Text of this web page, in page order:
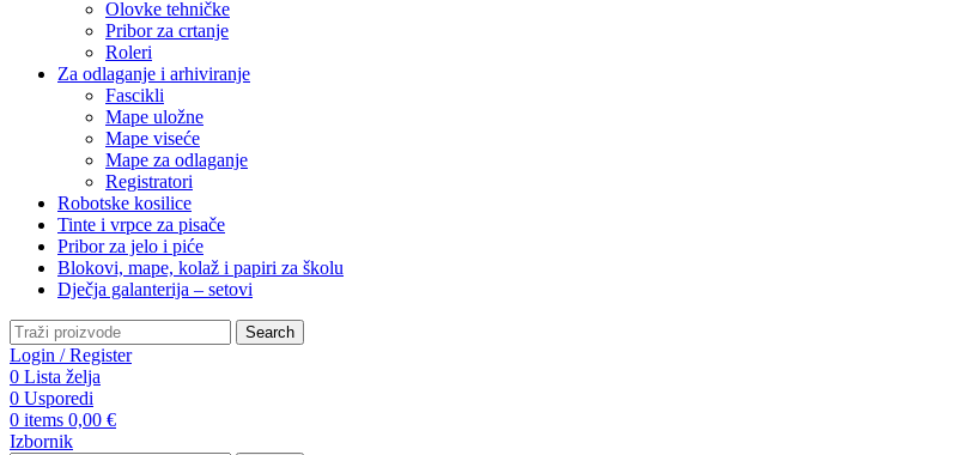
Olovke tehničke
Pribor za crtanje
Roleri
Za odlaganje i arhiviranje
Fascikli
Mape uložne
Mape viseće
Mape za odlaganje
Registratori
Robotske kosilice
Tinte i vrpce za pisače
Pribor za jelo i piće
Blokovi, mape, kolaž i papiri za školu
Dječja galanterija – setovi
Search
Login / Register
0 Lista želja
0 Usporedi
0 items 0,00 €
Izbornik